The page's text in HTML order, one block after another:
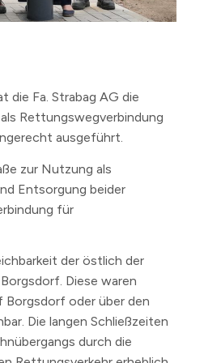
die Fa. Strabag AG die
Rettungswegverbindung
ausgeführt.
zur Nutzung als
Entsorgung beider
für
der östlich der
Diese waren
Borgsdorf oder über den
Die langen Schließzeiten
durch die